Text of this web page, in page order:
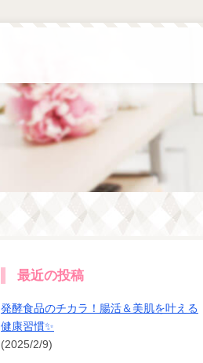
最近の投稿
発酵食品のチカラ！腸活＆美肌を叶える
健康習慣✨
(2025/2/9)